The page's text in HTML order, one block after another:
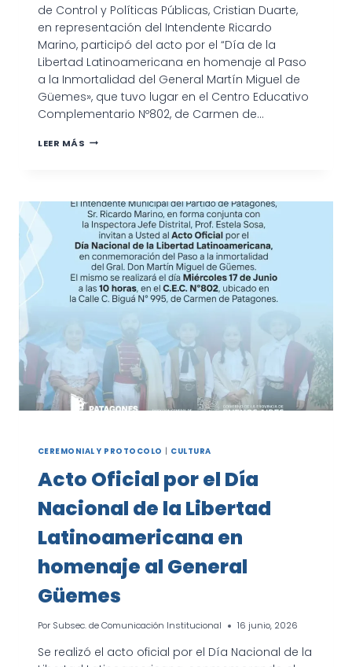
de Control y Políticas Públicas, Cristian Duarte,
en representación del Intendente Ricardo
Marino, participó del acto por el “Día de la
Libertad Latinoamericana en homenaje al Paso
a la Inmortalidad del General Martín Miguel de
Güemes», que tuvo lugar en el Centro Educativo
Complementario Nº802, de Carmen de…
LEER MÁS ACTO
DE
LA
LIBERTAD
LATINOAMERICANA
EN
HOMENAJE
A
MARTÍN
GÜEMES
CEREMONIAL Y PROTOCOLO CULTURA
Acto Oficial por el Día
Nacional de la Libertad
Latinoamericana en
homenaje al General
Güemes
Por Subsec. de Comunicación Institucional 16 junio, 2026
Se realizó el acto oficial por el Día Nacional de la